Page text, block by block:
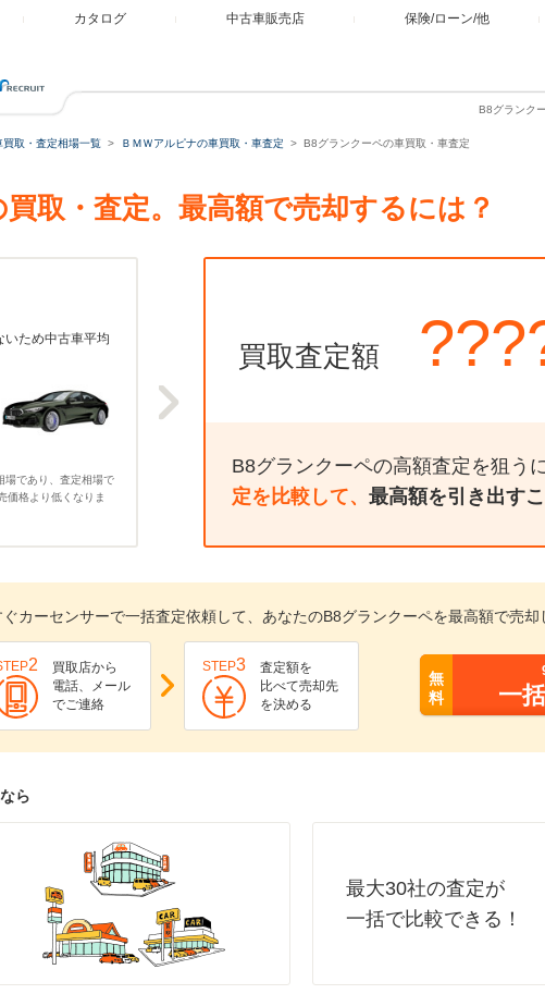
カタログ 中古車販売店 保険/ローン/他
B8グランク
買取・査定相場一覧 ＢＭＷアルピナの車買取・車査定 B8グランクーペの車買取・車査定
取・査定。最高額で売却するには？
いため中古車平均
場であり、査定相場で
価格より低くなりま
買取査定額
B8グランクーペの高額査定を狙うに
定を比較して、 最高額を引き出す
カーセンサーで一括査定依頼して、あなたのB8グランクーペを最高額で売却
2
買取店から
電話、メール
でご連絡
STEP3
査定額を
比べて売却先
を決める
無
料
一
ら
最大30社の査定が
一括で比較できる！